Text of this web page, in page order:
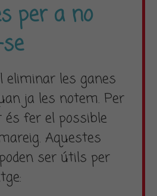
per a no
eliminar les ganes
ja les notem. Per
fer el possible
Aquestes
ser útils per